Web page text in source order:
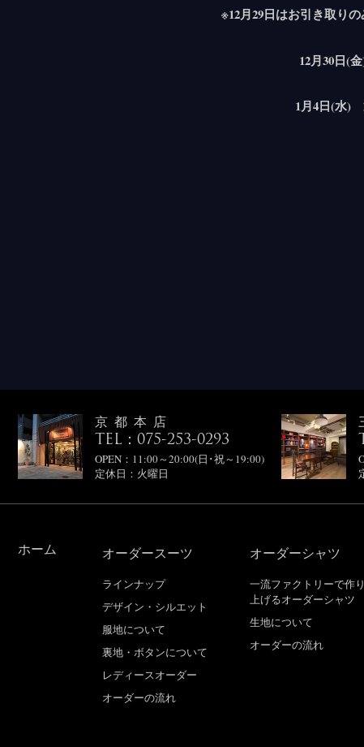
※12月29日はお引き取り
12月30日(
1月4日(水)
京都本店
TEL：075-253-0293
OPEN：11:00～20:00(日･祝～19:00)
定休日：火曜日
ホーム オーダースーツ
ラインナップ
デザイン・シルエット
服地について
裏地・ボタンについて
レディースオーダー
オーダーの流れ
オーダーシャツ
一流ファクトリーで作り
上げるオーダーシャツ
生地について
オーダーの流れ